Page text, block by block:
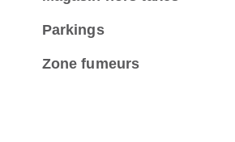
Parkings
Zone fumeurs